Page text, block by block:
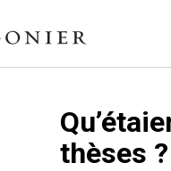
thèses ?